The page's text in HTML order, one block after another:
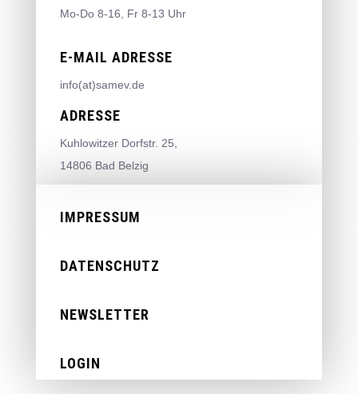
Mo-Do 8-16, Fr 8-13 Uhr
E-MAIL ADRESSE
info(at)samev.de
ADRESSE
Kuhlowitzer Dorfstr. 25,
14806 Bad Belzig
IMPRESSUM
DATENSCHUTZ
NEWSLETTER
LOGIN